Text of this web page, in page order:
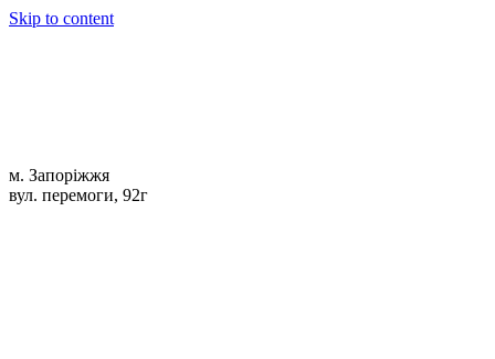
Skip to content
м. Запоріжжя
вул. перемоги, 92г